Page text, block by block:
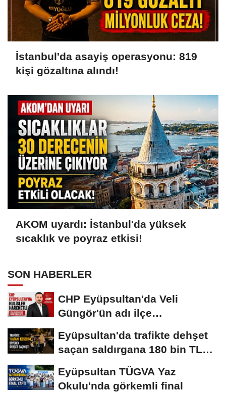
İstanbul'da asayiş operasyonu: 819
kişi gözaltına alındı!
AKOM uyardı: İstanbul'da yüksek
sıcaklık ve poyraz etkisi!
SON HABERLER
CHP Eyüpsultan'da Veli
Güngör'ün adı ilçe
Eyüpsultan'da trafikte dehşet
saçan saldırgana 180 bin TL
Eyüpsultan TÜGVA Yaz
Okulu'nda görkemli final